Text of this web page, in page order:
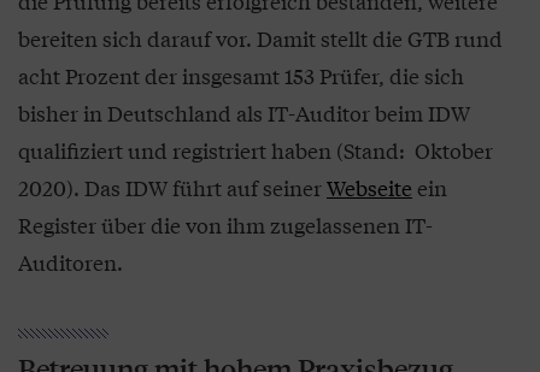
bereiten sich darauf vor. Damit stellt die GTB rund
acht Prozent der insgesamt 153 Prüfer, die sich
bisher in Deutschland als IT-Auditor beim IDW
qualifiziert und registriert haben (Stand: Oktober
2020). Das IDW führt auf seinerWebseite ein
Register über die von ihm zugelassenen IT-
Auditoren.